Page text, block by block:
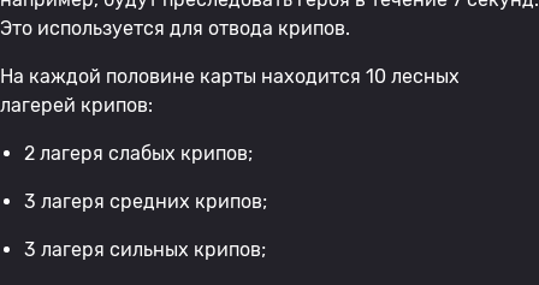
Это используется для отвода крипов.
На каждой половине карты находится 10 лесных
лагерей крипов:
2 лагеря слабых крипов;
3 лагеря средних крипов;
3 лагеря сильных крипов;